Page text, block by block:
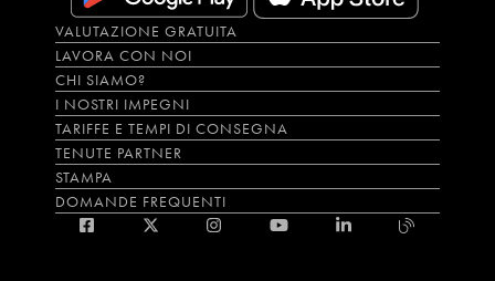
VALUTAZIONE GRATUITA
LAVORA CON NOI
CHI SIAMO?
I NOSTRI IMPEGNI
TARIFFE E TEMPI DI CONSEGNA
TENUTE PARTNER
STAMPA
DOMANDE FREQUENTI